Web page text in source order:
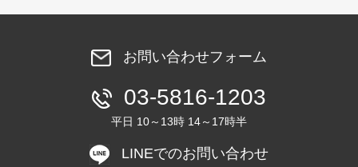
お問い合わせフォーム
03-5816-1203
平日 10～13時 14～17時半
LINEでのお問い合わせ